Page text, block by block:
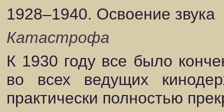
1928–1940. Освоение звука
Катастрофа
К 1930 году все было
во всех ведущих
практически полностью